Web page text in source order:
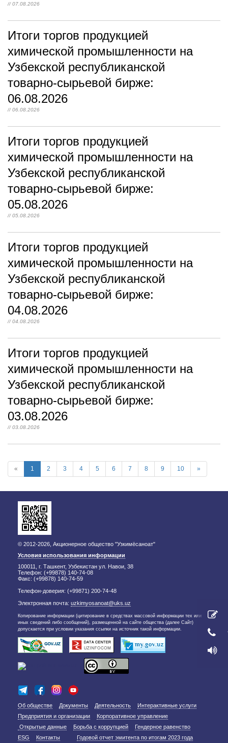
// 07.08.2026
Итоги торгов продукцией
химической промышленности на
Узбекской республиканской
товарно-сырьевой бирже:
06.08.2026
// 06.08.2026
Итоги торгов продукцией
химической промышленности на
Узбекской республиканской
товарно-сырьевой бирже:
05.08.2026
// 05.08.2026
Итоги торгов продукцией
химической промышленности на
Узбекской республиканской
товарно-сырьевой бирже:
04.08.2026
// 04.08.2026
Итоги торгов продукцией
химической промышленности на
Узбекской республиканской
товарно-сырьевой бирже:
03.08.2026
// 03.08.2026
« 1 2 3 4 5 6 7 8 9 10 »
© 2012-2026, Акционерное общество "Узкимёсаноат"
Условия использования информации
100011, г. Ташкент, Узбекистан ул. Навои, 38
Телефон: (+99878) 140-74-08
Факс: (+99878) 140-74-59
Телефон-доверия: (+99871) 200-74-48
Электронная почта: uzkimyosanoat@uks.uz
Копирование информации (цитирование в средствах массовой информации тех или
иных сведений либо сообщений), размещенной на сайте общества (далее Сайт)
допускается при условии указания ссылки на источник такой информации.
Об обществе Документы Деятельность
Интерактивные услуги
Предприятия и организации
Корпоративное управление
Открытые данные
Борьба с коррупцией
Гендерное равенство
ESG
Контакты
Годовой отчет эмитента по итогам 2023 года